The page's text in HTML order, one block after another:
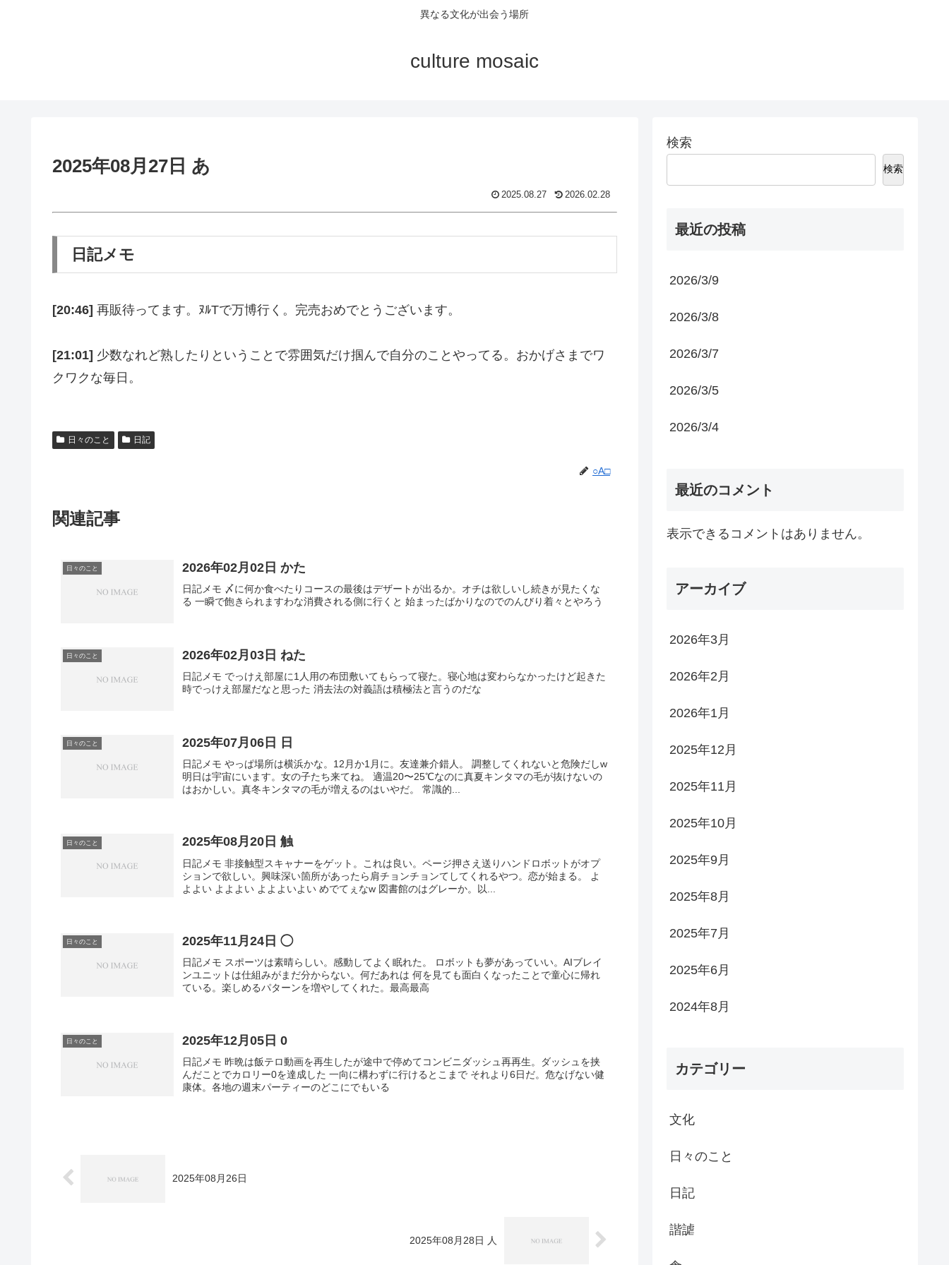
異なる文化が出会う場所
culture mosaic
2025年08月27日 あ
2025.08.27 2026.02.28
日記メモ
[20:46] 再販待ってます。ﾇﾙTで万博行く。完売おめでとうございます。
[21:01] 少数なれど熟したりということで雰囲気だけ掴んで自分のことやってる。おかげさまでワ
クワクな毎日。
日々のこと 日記
○A□
関連記事
日々のこと 2026年02月02日 かた
日記メモ 〆に何か食べたりコースの最後はデザートが出るか。オチは欲しいし続きが見たくな
る 一瞬で飽きられますわな消費される側に行くと 始まったばかりなのでのんびり着々とやろう
日々のこと 2026年02月03日 ねた
日記メモ でっけえ部屋に1人用の布団敷いてもらって寝た。寝心地は変わらなかったけど起きた
時でっけえ部屋だなと思った 消去法の対義語は積極法と言うのだな
日々のこと 2025年07月06日 日
日記メモ やっぱ場所は横浜かな。12月か1月に。友達兼介錯人。 調整してくれないと危険だしw
明日は宇宙にいます。女の子たち来てね。 適温20〜25℃なのに真夏キンタマの毛が抜けないの
はおかしい。真冬キンタマの毛が増えるのはいやだ。 常識的...
日々のこと 2025年08月20日 触
日記メモ 非接触型スキャナーをゲット。これは良い。ページ押さえ送りハンドロボットがオプ
ションで欲しい。興味深い箇所があったら肩チョンチョンてしてくれるやつ。恋が始まる。 よ
よよい よよよい よよよいよい めでてぇなw 図書館のはグレーか。以...
日々のこと 2025年11月24日 ◯
日記メモ スポーツは素晴らしい。感動してよく眠れた。 ロボットも夢があっていい。AIブレイ
ンユニットは仕組みがまだ分からない。何だあれは 何を見ても面白くなったことで童心に帰れ
ている。楽しめるパターンを増やしてくれた。最高最高
日々のこと 2025年12月05日 0
日記メモ 昨晩は飯テロ動画を再生したが途中で停めてコンビニダッシュ再再生。ダッシュを挟
んだことでカロリー0を達成した 一向に構わずに行けるとこまで それより6日だ。危なげない健
康体。各地の週末パーティーのどこにでもいる
2025年08月26日
2025年08月28日 人
検索
検索
最近の投稿
2026/3/9
2026/3/8
2026/3/7
2026/3/5
2026/3/4
最近のコメント
表示できるコメントはありません。
アーカイブ
2026年3月
2026年2月
2026年1月
2025年12月
2025年11月
2025年10月
2025年9月
2025年8月
2025年7月
2025年6月
2024年8月
カテゴリー
文化
日々のこと
日記
諧謔